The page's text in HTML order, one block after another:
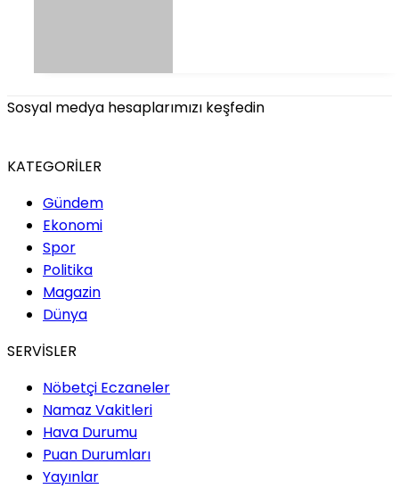
Sosyal medya hesaplarımızı keşfedin
KATEGORİLER
Gündem
Ekonomi
Spor
Politika
Magazin
Dünya
SERVİSLER
Nöbetçi Eczaneler
Namaz Vakitleri
Hava Durumu
Puan Durumları
Yayınlar